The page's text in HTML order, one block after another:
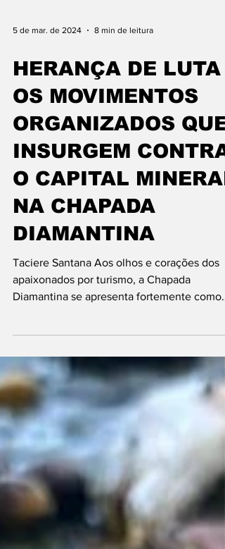
5 de mar. de 2024 8 min de leitura
HERANÇA DE LUTA -
OS MOVIMENTOS
ORGANIZADOS QUE
INSURGEM CONTRA
O CAPITAL MINERAL
NA CHAPADA
DIAMANTINA
Taciere Santana Aos olhos e corações dos
Diamantina se apresenta fortemente como